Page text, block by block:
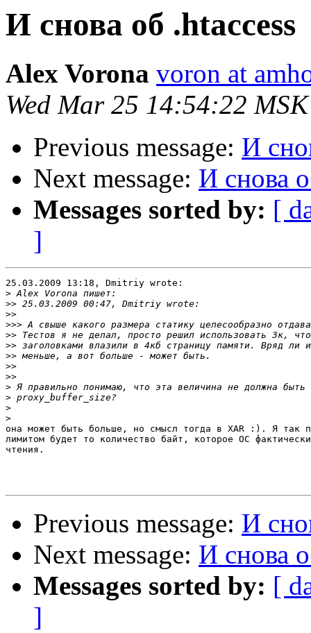
И снова об .htaccess
Alex Vorona voron at
Wed Mar 25 14:54:22
Previous message: И
Next message: И снова
Messages sorted by: [
]
25.03.2009 13:18, Dmitriy wrote:
>
>>
>>
>>>
>>
>>
>>
>>
>>
>
>
>
>
она может быть больше, но смысл тогда в XAR :). Я так
лимитом будет то количество байт, которое ОС
чтения.
Previous message: И
Next message: И снова
Messages sorted by: [
]